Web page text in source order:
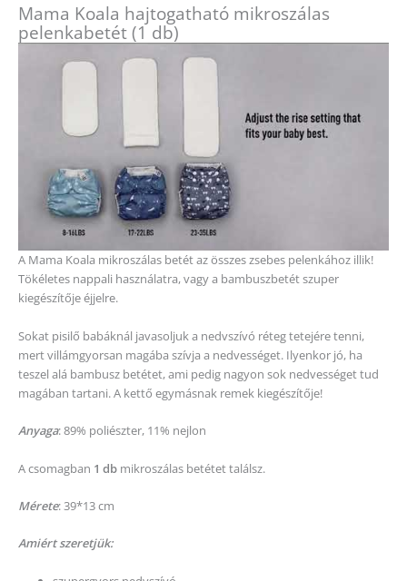
Mama Koala hajtogatható mikroszálas
pelenkabetét (1 db)
A Mama Koala mikroszálas betét az összes zsebes pelenkához illik!
Tökéletes nappali használatra, vagy a bambuszbetét szuper
kiegészítője éjjelre.
Sokat pisilő babáknál javasoljuk a nedvszívó réteg tetejére tenni,
mert villámgyorsan magába szívja a nedvességet. Ilyenkor jó, ha
teszel alá bambusz betétet, ami pedig nagyon sok nedvességet tud
magában tartani. A kettő egymásnak remek kiegészítője!
Anyaga: 89% poliészter, 11% nejlon
A csomagban 1 db mikroszálas betétet találsz.
Mérete: 39*13 cm
Amiért szeretjük: